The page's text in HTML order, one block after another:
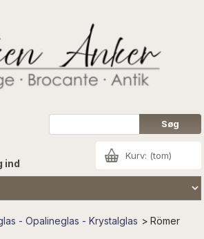
Kurv: (tom)
ind
- Opalineglas - Krystalglas > Römer